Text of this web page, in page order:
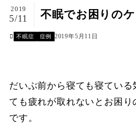
不眠でお困りの
2019
5/11
不眠症 症例 2019年5月11日
だいぶ前から寝ても寝ている
ても疲れが取れないとお困り
です。